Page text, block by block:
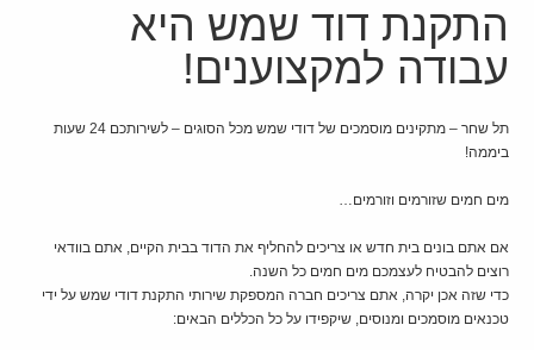
התקנת דוד שמש היא
עבודה למקצוענים!
תל שחר – מתקינים מוסמכים של דודי שמש מכל הסוגים – לשירותכם 24 שעות
ביממה!
מים חמים שזורמים וזורמים…
אם אתם בונים בית חדש או צריכים להחליף את הדוד בבית הקיים, אתם בוודאי
רוצים להבטיח לעצמכם מים חמים כל השנה.
כדי שזה אכן יקרה, אתם צריכים חברה המספקת שירותי התקנת דודי שמש על ידי
טכנאים מוסמכים ומנוסים, שיקפידו על כל הכללים הבאים: